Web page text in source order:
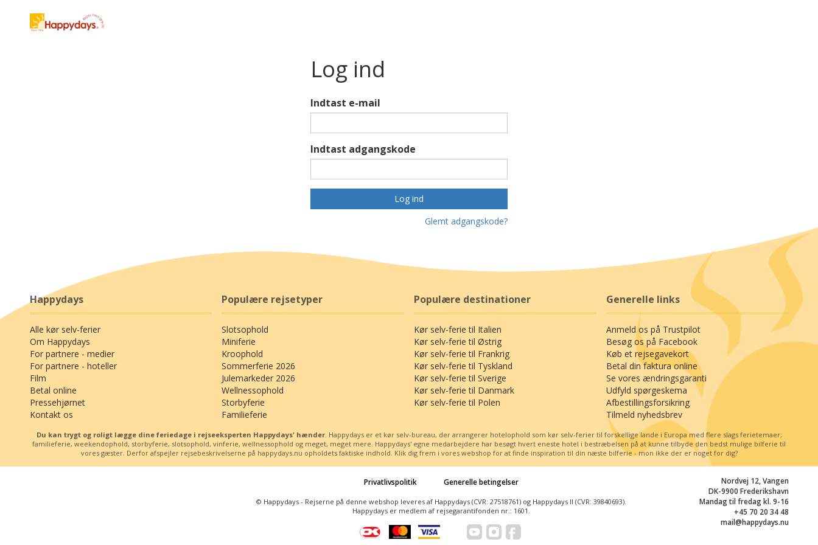
Log ind
Indtast e-mail
Indtast adgangskode
Log ind
Glemt adgangskode?
Happydays
Alle kør selv-ferier
Om Happydays
For partnere - medier
For partnere - hoteller
Film
Betal online
Pressehjørnet
Kontakt os
Populære rejsetyper
Slotsophold
Miniferie
Kroophold
Sommerferie 2026
Julemarkeder 2026
Wellnessophold
Storbyferie
Familieferie
Populære destinationer
Kør selv-ferie til Italien
Kør selv-ferie til Østrig
Kør selv-ferie til Frankrig
Kør selv-ferie til Tyskland
Kør selv-ferie til Sverige
Kør selv-ferie til Danmark
Kør selv-ferie til Polen
Generelle links
Anmeld os på Trustpilot
Besøg os på Facebook
Køb et rejsegavekort
Betal din faktura online
Se vores ændringsgaranti
Udfyld spørgeskema
Afbestillingsforsikring
Tilmeld nyhedsbrev
Du kan trygt og roligt lægge dine feriedage i rejseeksperten Happydays' hænder. Happydays er et kør selv-bureau, der arrangerer hotelophold som kør selv-ferier til forskellige lande i Europa med flere slags ferietemaer;
familieferie, weekendophold, storbyferie, slotsophold, vinferie, wellnessophold og meget, meget mere. Happydays' egne medarbejdere har besøgt hvert eneste hotel i bestræbelsen på at kunne tilbyde den bedst mulige bilferie til
vores gæster. Derfor afspejler rejsebeskrivelserne på happydays.nu opholdets faktiske indhold. Klik dig frem i vores webshop for at finde inspiration til din næste bilferie - mon ikke der er noget for dig?
Nordvej 12, Vangen
DK-9900 Frederikshavn
Mandag til fredag kl. 9-16
+45 70 20 34 48
mail@happydays.nu
Privatlivspolitik Generelle betingelser
© Happydays - Rejserne på denne webshop leveres af Happydays (CVR: 27518761) og Happydays II (CVR: 39840693).
Happydays er medlem af rejsegarantifonden nr.: 1601.